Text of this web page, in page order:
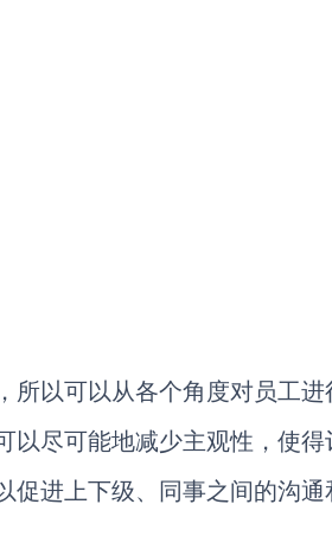
以可以从各个角度对员工进
尽可能地减少主观性，使得
进上下级、同事之间的沟通